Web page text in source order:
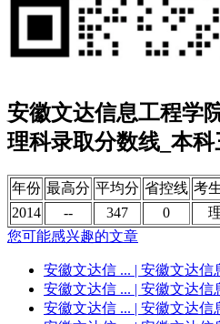
安徽文达信息工程学
理科录取分数线_本科
年份 最高分 平均分 省控线 考
2014
-- 347 0
您可能感兴趣的文章
安徽文达信 ... | 安徽文达信
安徽文达信 ... | 安徽文达信
安徽文达信 ... | 安徽文达信